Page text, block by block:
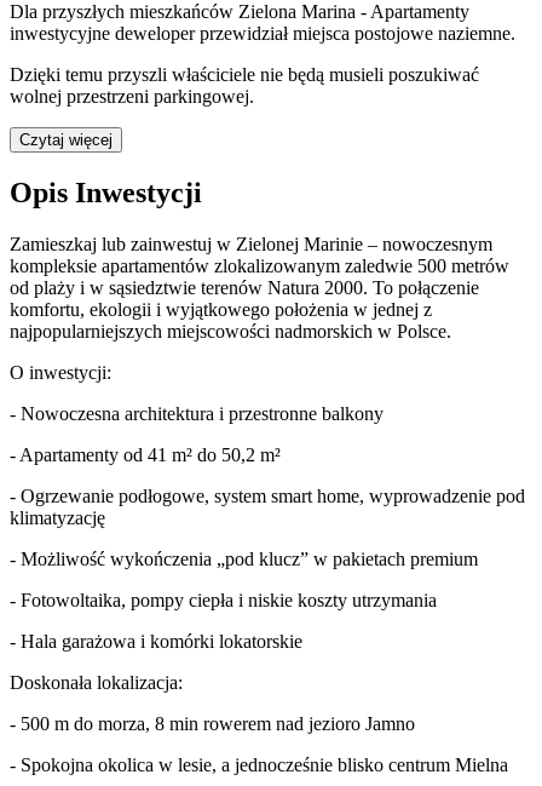
Dla przyszłych mieszkańców Zielona Marina - Apartamenty
inwestycyjne deweloper przewidziałmiejsca postojowe naziemne.
Dzięki temu przyszli właściciele nie będą musieli poszukiwać
wolnej przestrzeni parkingowej.
Czytaj więcej
Opis Inwestycji
Zamieszkaj lub zainwestuj w Zielonej Marinie – nowoczesnym
kompleksie apartamentów zlokalizowanym zaledwie 500 metrów
od plaży i w sąsiedztwie terenów Natura 2000. To połączenie
komfortu, ekologii i wyjątkowego położenia w jednej z
najpopularniejszych miejscowości nadmorskich w Polsce.
O inwestycji:
- Nowoczesna architektura i przestronne balkony
- Apartamenty od 41 m² do 50,2 m²
- Ogrzewanie podłogowe, system smart home, wyprowadzenie pod
klimatyzację
- Możliwość wykończenia „pod klucz” w pakietach premium
- Fotowoltaika, pompy ciepła i niskie koszty utrzymania
- Hala garażowa i komórki lokatorskie
Doskonała lokalizacja:
- 500 m do morza, 8 min rowerem nad jezioro Jamno
- Spokojna okolica w lesie, a jednocześnie blisko centrum Mielna